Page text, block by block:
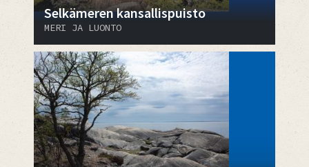
Selkämeren kansallispuisto
MERI JA LUONTO